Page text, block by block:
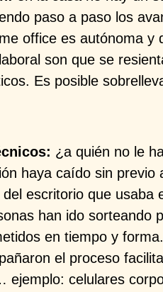
paso a paso los
office es autónoma y
son que se
Es posible
¿a quién no le
haya caído sin previo
escritorio que usaba
han ido sorteando
en tiempo y
el proceso
ejemplo: celulares